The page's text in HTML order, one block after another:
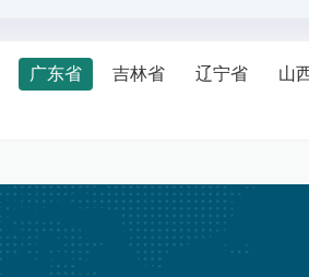
广东省 吉林省 辽宁省 山